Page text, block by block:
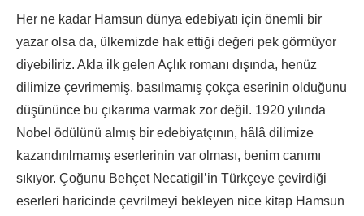
Her ne kadar Hamsun dünya edebiyatı için önemli bir
yazar olsa da, ülkemizde hak ettiği değeri pek görmüyor
diyebiliriz. Akla ilk gelen Açlık romanı dışında, henüz
dilimize çevrimemiş, basılmamış çokça eserinin olduğunu
düşününce bu çıkarıma varmak zor değil. 1920 yılında
Nobel ödülünü almış bir edebiyatçının, hâlâ dilimize
kazandırılmamış eserlerinin var olması, benim canımı
sıkıyor. Çoğunu Behçet Necatigil’in Türkçeye çevirdiği
eserleri haricinde çevrilmeyi bekleyen nice kitap Hamsun